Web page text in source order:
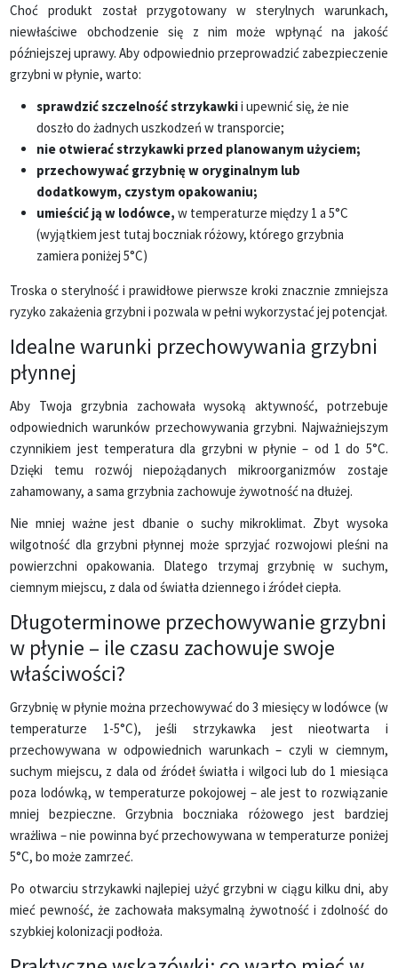
Choć produkt został przygotowany w sterylnych warunkach,
niewłaściwe obchodzenie się z nim może wpłynąć na jakość
późniejszej uprawy. Aby odpowiednio przeprowadzić zabezpieczenie
grzybni w płynie, warto:
sprawdzić szczelność strzykawkii upewnić się, że nie
doszło do żadnych uszkodzeń w transporcie;
nie otwierać strzykawki przed planowanym użyciem;
przechowywać grzybnię w oryginalnym lub
dodatkowym, czystym opakowaniu;
umieścić ją w lodówce,w temperaturze między 1 a 5°C
(wyjątkiem jest tutaj boczniak różowy, którego grzybnia
zamiera poniżej 5°C)
Troska o sterylność i prawidłowe pierwsze kroki znacznie zmniejsza
ryzyko zakażenia grzybni i pozwala w pełni wykorzystać jej potencjał.
Idealne warunki przechowywania grzybni
płynnej
Aby Twoja grzybnia zachowała wysoką aktywność, potrzebuje
odpowiednich warunków przechowywania grzybni. Najważniejszym
czynnikiem jest temperatura dla grzybni w płynie – od 1 do 5°C.
Dzięki temu rozwój niepożądanych mikroorganizmów zostaje
zahamowany, a sama grzybnia zachowuje żywotność na dłużej.
Nie mniej ważne jest dbanie o suchy mikroklimat. Zbyt wysoka
wilgotność dla grzybni płynnej może sprzyjać rozwojowi pleśni na
powierzchni opakowania. Dlatego trzymaj grzybnię w suchym,
ciemnym miejscu, z dala od światła dziennego i źródeł ciepła.
Długoterminowe przechowywanie grzybni
w płynie – ile czasu zachowuje swoje
właściwości?
Grzybnię w płynie można przechowywać do 3 miesięcy w lodówce (w
temperaturze 1-5°C), jeśli strzykawka jest nieotwarta i
przechowywana w odpowiednich warunkach – czyli w ciemnym,
suchym miejscu, z dala od źródeł światła i wilgoci lub do 1 miesiąca
poza lodówką, w temperaturze pokojowej – ale jest to rozwiązanie
mniej bezpieczne. Grzybnia boczniaka różowego jest bardziej
wrażliwa – nie powinna być przechowywana w temperaturze poniżej
5°C, bo może zamrzeć.
Po otwarciu strzykawki najlepiej użyć grzybni w ciągu kilku dni, aby
mieć pewność, że zachowała maksymalną żywotność i zdolność do
szybkiej kolonizacji podłoża.